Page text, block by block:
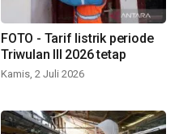
FOTO - Tarif listrik periode
Triwulan III 2026 tetap
Kamis, 2 Juli 2026